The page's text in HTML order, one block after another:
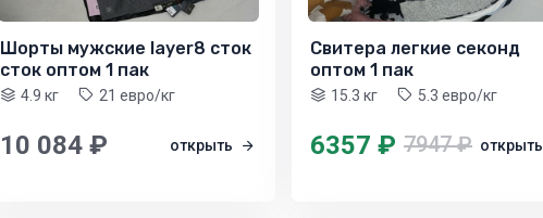
Шорты мужские layer8 сток
сток оптом 1 пак
4.9 кг 21 евро/кг
10 084 ₽ открыть
Свитера легкие секонд
оптом 1 пак
15.3 кг 5.3 евро/кг
6357 ₽ 7947 ₽ открыть